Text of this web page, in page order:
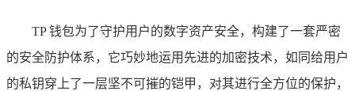
TP 钱包为了守护用户的数字资产安全，构建了一套严密
的安全防护体系，它巧妙地运用先进的加密技术，如同给用户
的私钥穿上了一层坚不可摧的铠甲，对其进行全方位的保护，